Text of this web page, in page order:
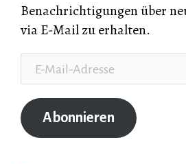
Benachrichtigungen über
via E-Mail zu erhalten.
Mail-
Adresse
Abonnieren